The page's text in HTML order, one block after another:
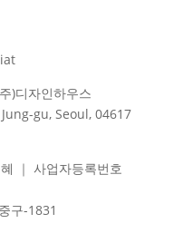
)디자인하우스
gu, Seoul, 04617
｜ 사업자등록번호
구-1831